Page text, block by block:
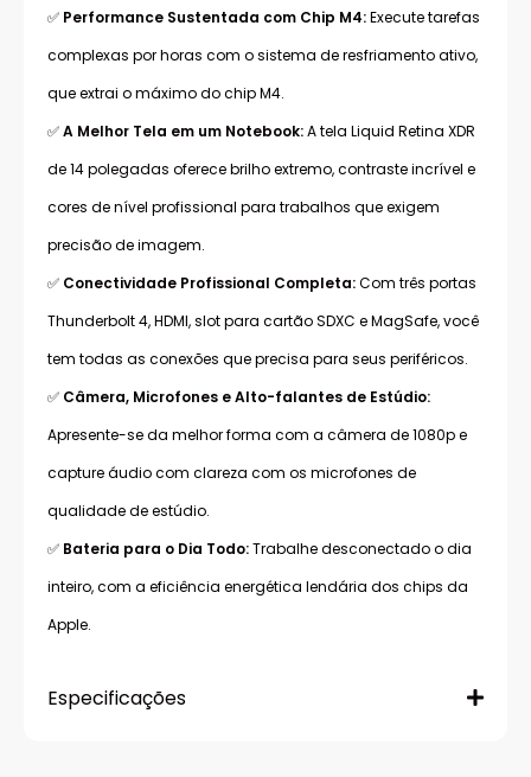
✅ Performance Sustentada com Chip M4:Execute tarefas
complexas por horas com o sistema de resfriamento ativo,
que extrai o máximo do chip M4.
✅A Melhor Tela em um Notebook:A tela Liquid Retina XDR
de 14 polegadas oferece brilho extremo, contraste incrível e
cores de nível profissional para trabalhos que exigem
precisão de imagem.
✅ Conectividade Profissional Completa:Com três portas
Thunderbolt 4, HDMI, slot para cartão SDXC e MagSafe, você
tem todas as conexões que precisa para seus periféricos.
✅ Câmera, Microfones e Alto-falantes de Estúdio:
Apresente-se da melhor forma com a câmera de 1080p e
capture áudio com clareza com os microfones de
qualidade de estúdio.
✅ Bateria para o Dia Todo:Trabalhe desconectado o dia
inteiro, com a eficiência energética lendária dos chips da
Apple.
Especificações